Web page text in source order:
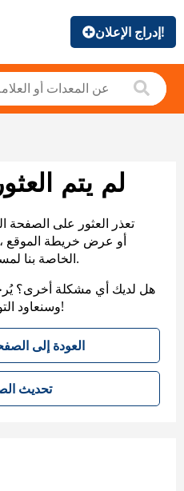
إدراج الإعلان!
لم يتم
تعذر العثور على الصفحة
الخاصة بنا لمساعدتك في العثور على ما تريد.
هل لديك أي مشكلة أخرى؟
وسنعاود التواصل معك. شكرًا على صبرك!
العودة إلى
تحديث الصفحة